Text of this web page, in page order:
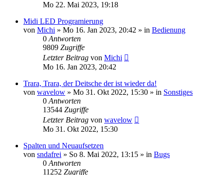
Mo 22. Mai 2023, 19:18
Midi LED Programierung
von Michi » Mo 16. Jan 2023, 20:42 » in Bedienung
0 Antworten
9809 Zugriffe
Letzter Beitrag von Michi
Mo 16. Jan 2023, 20:42
Trara, Trara, der Deitsche der ist wieder da!
von wavelow » Mo 31. Okt 2022, 15:30 » in Sonstiges
0 Antworten
13544 Zugriffe
Letzter Beitrag von wavelow
Mo 31. Okt 2022, 15:30
Spalten und Neuaufsetzen
von sndafrei » So 8. Mai 2022, 13:15 » in Bugs
0 Antworten
11252 Zugriffe